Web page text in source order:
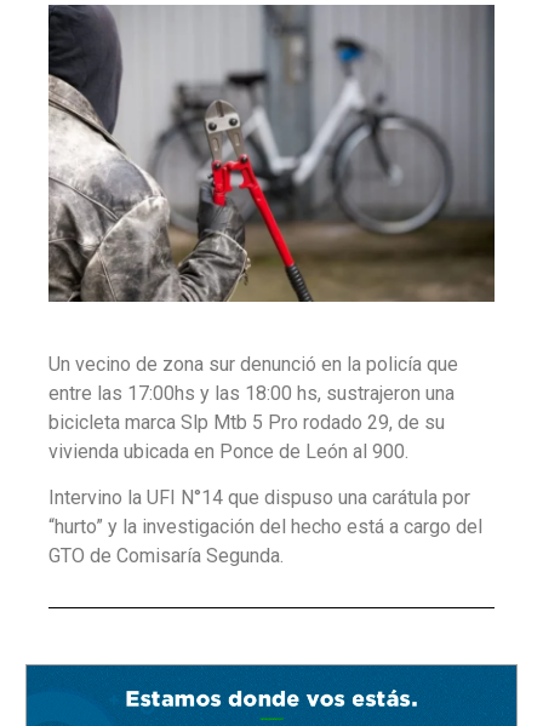
Un vecino de zona sur denunció en la policía que
entre las 17:00hs y las 18:00 hs, sustrajeron una
bicicleta marca Slp Mtb 5 Pro rodado 29, de su
vivienda ubicada en Ponce de León al 900.
Intervino la UFI N°14 que dispuso una carátula por
“hurto” y la investigación del hecho está a cargo del
GTO de Comisaría Segunda.